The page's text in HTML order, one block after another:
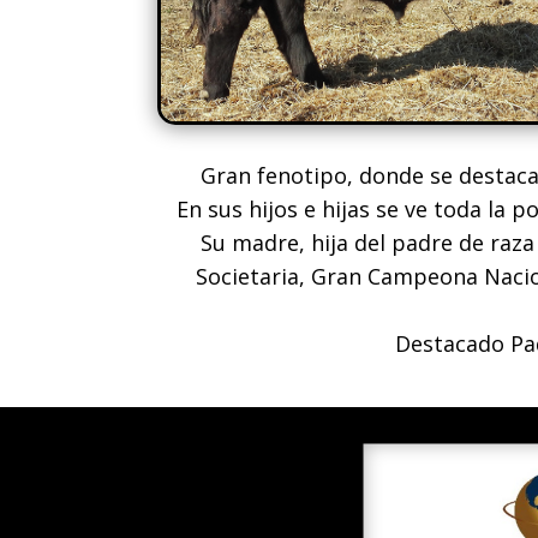
Gran fenotipo, donde se
En sus hijos e hijas se ve toda la
Su madre, hija del padre de
Societaria, Gran Campeona
Destacado